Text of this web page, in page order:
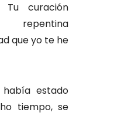
Tu curación
repentina
que yo te he
estado
tiempo, se